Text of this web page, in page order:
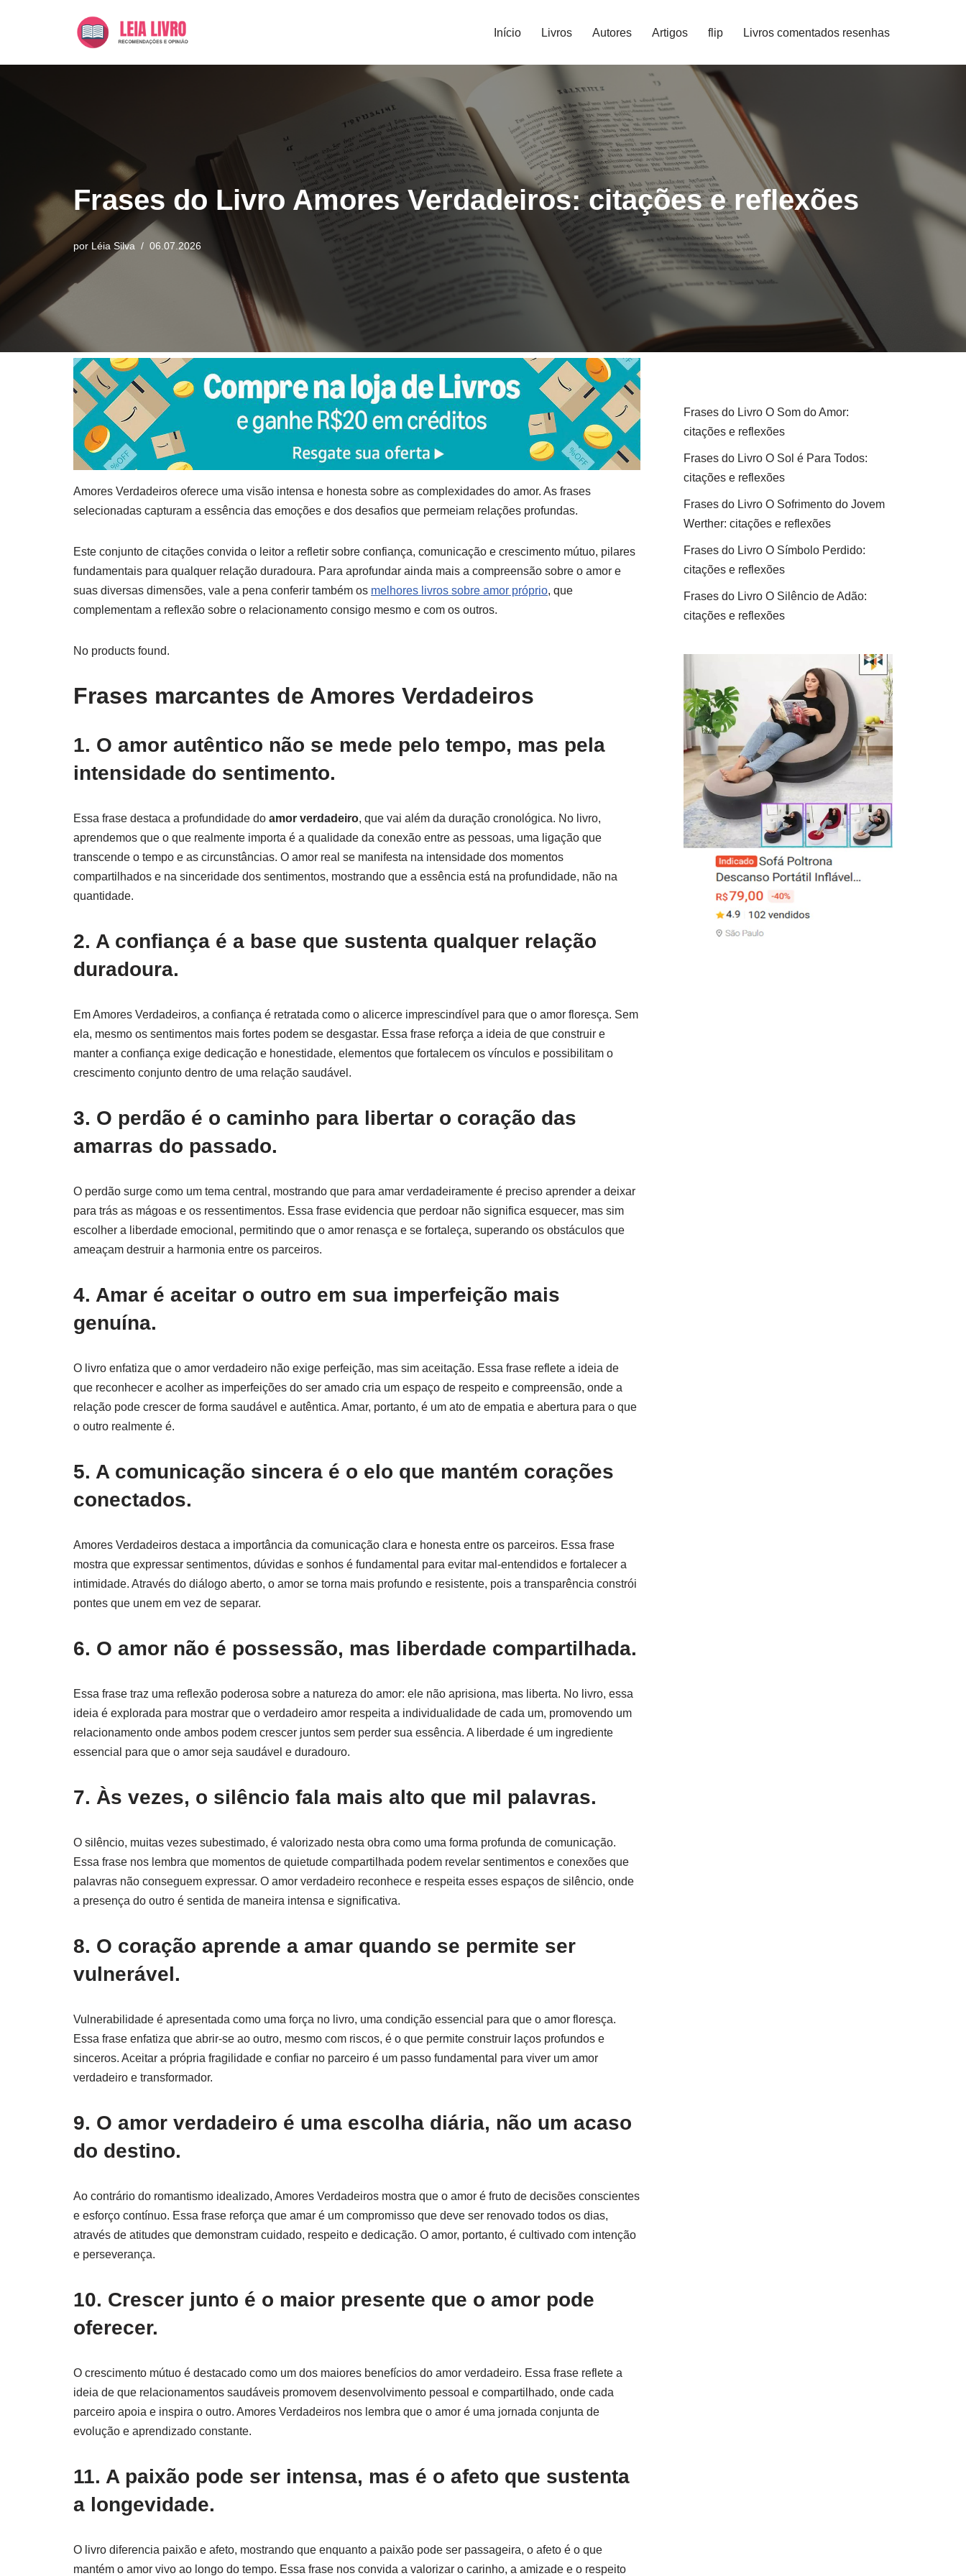
Início Livros Autores Artigos flip Livros comentados resenhas
Frases do Livro Amores Verdadeiros: citações e reflexões
por Léia Silva 06.07.2026
Amores Verdadeiros oferece uma visão intensa e honesta sobre as complexidades do amor. As frases
selecionadas capturam a essência das emoções e dos desafios que permeiam relações profundas.
Este conjunto de citações convida o leitor a refletir sobre confiança, comunicação e crescimento mútuo, pilares
fundamentais para qualquer relação duradoura. Para aprofundar ainda mais a compreensão sobre o amor e
suas diversas dimensões, vale a pena conferir também os melhores livros sobre amor próprio, que
complementam a reflexão sobre o relacionamento consigo mesmo e com os outros.
No products found.
Frases marcantes de Amores Verdadeiros
1. O amor autêntico não se mede pelo tempo, mas pela
intensidade do sentimento.
Essa frase destaca a profundidade do amor verdadeiro, que vai além da duração cronológica. No livro,
aprendemos que o que realmente importa é a qualidade da conexão entre as pessoas, uma ligação que
transcende o tempo e as circunstâncias. O amor real se manifesta na intensidade dos momentos
compartilhados e na sinceridade dos sentimentos, mostrando que a essência está na profundidade, não na
quantidade.
2. A confiança é a base que sustenta qualquer relação
duradoura.
Em Amores Verdadeiros, a confiança é retratada como o alicerce imprescindível para que o amor floresça. Sem
ela, mesmo os sentimentos mais fortes podem se desgastar. Essa frase reforça a ideia de que construir e
manter a confiança exige dedicação e honestidade, elementos que fortalecem os vínculos e possibilitam o
crescimento conjunto dentro de uma relação saudável.
3. O perdão é o caminho para libertar o coração das
amarras do passado.
O perdão surge como um tema central, mostrando que para amar verdadeiramente é preciso aprender a deixar
para trás as mágoas e os ressentimentos. Essa frase evidencia que perdoar não significa esquecer, mas sim
escolher a liberdade emocional, permitindo que o amor renasça e se fortaleça, superando os obstáculos que
ameaçam destruir a harmonia entre os parceiros.
4. Amar é aceitar o outro em sua imperfeição mais
genuína.
O livro enfatiza que o amor verdadeiro não exige perfeição, mas sim aceitação. Essa frase reflete a ideia de
que reconhecer e acolher as imperfeições do ser amado cria um espaço de respeito e compreensão, onde a
relação pode crescer de forma saudável e autêntica. Amar, portanto, é um ato de empatia e abertura para o que
o outro realmente é.
5. A comunicação sincera é o elo que mantém corações
conectados.
Amores Verdadeiros destaca a importância da comunicação clara e honesta entre os parceiros. Essa frase
mostra que expressar sentimentos, dúvidas e sonhos é fundamental para evitar mal-entendidos e fortalecer a
intimidade. Através do diálogo aberto, o amor se torna mais profundo e resistente, pois a transparência constrói
pontes que unem em vez de separar.
6. O amor não é possessão, mas liberdade compartilhada.
Essa frase traz uma reflexão poderosa sobre a natureza do amor: ele não aprisiona, mas liberta. No livro, essa
ideia é explorada para mostrar que o verdadeiro amor respeita a individualidade de cada um, promovendo um
relacionamento onde ambos podem crescer juntos sem perder sua essência. A liberdade é um ingrediente
essencial para que o amor seja saudável e duradouro.
7. Às vezes, o silêncio fala mais alto que mil palavras.
O silêncio, muitas vezes subestimado, é valorizado nesta obra como uma forma profunda de comunicação.
Essa frase nos lembra que momentos de quietude compartilhada podem revelar sentimentos e conexões que
palavras não conseguem expressar. O amor verdadeiro reconhece e respeita esses espaços de silêncio, onde
a presença do outro é sentida de maneira intensa e significativa.
8. O coração aprende a amar quando se permite ser
vulnerável.
Vulnerabilidade é apresentada como uma força no livro, uma condição essencial para que o amor floresça.
Essa frase enfatiza que abrir-se ao outro, mesmo com riscos, é o que permite construir laços profundos e
sinceros. Aceitar a própria fragilidade e confiar no parceiro é um passo fundamental para viver um amor
verdadeiro e transformador.
9. O amor verdadeiro é uma escolha diária, não um acaso
do destino.
Ao contrário do romantismo idealizado, Amores Verdadeiros mostra que o amor é fruto de decisões conscientes
e esforço contínuo. Essa frase reforça que amar é um compromisso que deve ser renovado todos os dias,
através de atitudes que demonstram cuidado, respeito e dedicação. O amor, portanto, é cultivado com intenção
e perseverança.
10. Crescer junto é o maior presente que o amor pode
oferecer.
O crescimento mútuo é destacado como um dos maiores benefícios do amor verdadeiro. Essa frase reflete a
ideia de que relacionamentos saudáveis promovem desenvolvimento pessoal e compartilhado, onde cada
parceiro apoia e inspira o outro. Amores Verdadeiros nos lembra que o amor é uma jornada conjunta de
evolução e aprendizado constante.
11. A paixão pode ser intensa, mas é o afeto que sustenta
a longevidade.
O livro diferencia paixão e afeto, mostrando que enquanto a paixão pode ser passageira, o afeto é o que
mantém o amor vivo ao longo do tempo. Essa frase nos convida a valorizar o carinho, a amizade e o respeito
Frases do Livro O Som do Amor:
citações e reflexões
Frases do Livro O Sol é Para Todos:
citações e reflexões
Frases do Livro O Sofrimento do Jovem
Werther: citações e reflexões
Frases do Livro O Símbolo Perdido:
citações e reflexões
Frases do Livro O Silêncio de Adão:
citações e reflexões